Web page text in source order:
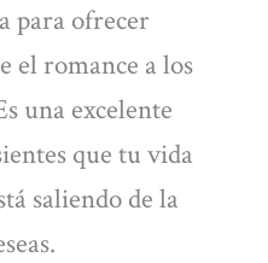
para ofrecer
el romance a los
una excelente
que tu vida
saliendo de la